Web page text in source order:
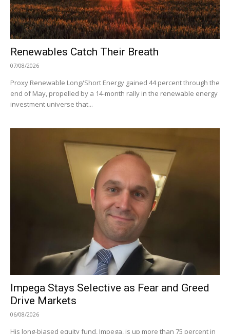
Renewables Catch Their Breath
07/08/2026
Proxy Renewable Long/Short Energy gained 44 percent through the
end of May, propelled by a 14-month rally in the renewable energy
investment universe that...
Impega Stays Selective as Fear and Greed
Drive Markets
06/08/2026
His long-biased equity fund, Impega, is up more than 75 percent in